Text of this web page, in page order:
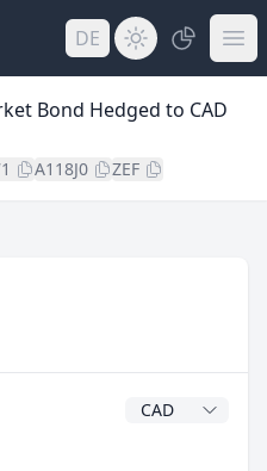
DE
Bond Hedged to CAD
A118J0 ZEF